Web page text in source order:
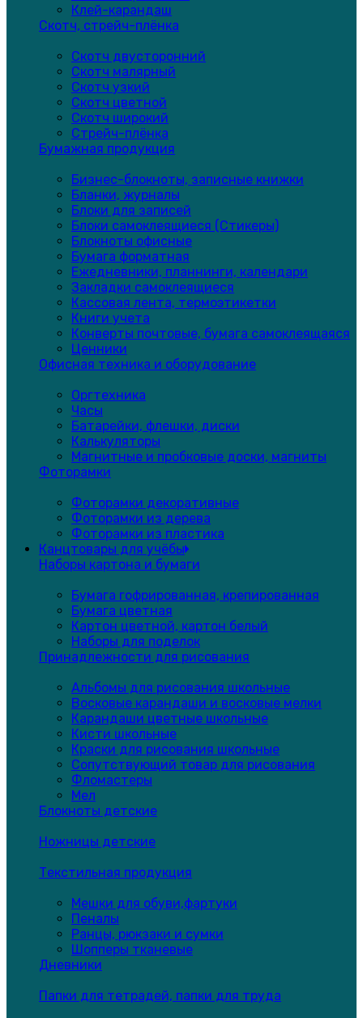
Клей-карандаш
Скотч, стрейч-плёнка
Скотч двусторонний
Скотч малярный
Скотч узкий
Скотч цветной
Скотч широкий
Стрейч-плёнка
Бумажная продукция
Бизнес-блокноты, записные книжки
Бланки, журналы
Блоки для записей
Блоки самоклеящиеся (Стикеры)
Блокноты офисные
Бумага форматная
Ежедневники, планнинги, календари
Закладки самоклеящиеся
Кассовая лента, термоэтикетки
Книги учета
Конверты почтовые, бумага самоклеящаяся
Ценники
Офисная техника и оборудование
Оргтехника
Часы
Батарейки, флешки, диски
Калькуляторы
Магнитные и пробковые доски, магниты
Фоторамки
Фоторамки декоративные
Фоторамки из дерева
Фоторамки из пластика
Канцтовары для учёбы
Наборы картона и бумаги
Бумага гофрированная, крепированная
Бумага цветная
Картон цветной, картон белый
Наборы для поделок
Принадлежности для рисования
Альбомы для рисования школьные
Восковые карандаши и восковые мелки
Карандаши цветные школьные
Кисти школьные
Краски для рисования школьные
Сопутствующий товар для рисования
Фломастеры
Мел
Блокноты детские
Ножницы детские
Текстильная продукция
Мешки для обуви,фартуки
Пеналы
Ранцы, рюкзаки и сумки
Шопперы тканевые
Дневники
Папки для тетрадей, папки для труда